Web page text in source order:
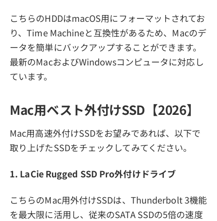
こちらのHDDはmacOS用にフォーマットされてお
り、Time Machineと互換性があるため、Macのデ
ータを簡単にバックアップすることができます。
最新のMacおよびWindowsコンピュータに対応し
ています。
Mac用ベスト外付けSSD【2026】
Mac用高速外付けSSDをお望みであれば、以下で
取り上げたSSDをチェックしてみてください。
1. LaCie Rugged SSD Pro外付けドライブ
こちらのMac用外付けSSDは、Thunderbolt 3機能
を最大限に活用し、従来のSATA SSDの5倍の速度